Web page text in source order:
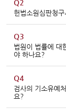
Q2
헌법소원심판청
Q3
법원이 법률에 대
야 하나요?
Q4
검사의 기소유예
요?